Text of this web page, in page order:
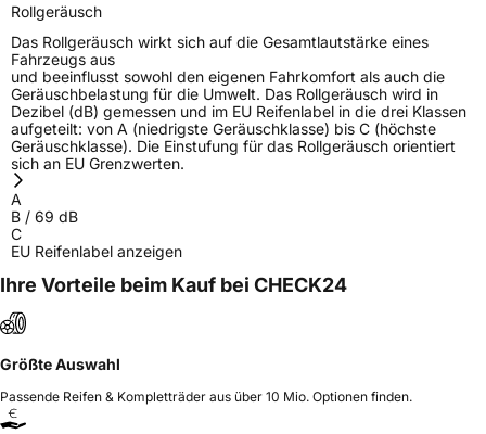
EPREL ID 561819
Allgemeine Produktsicherheit (GPSR)
HerstellerkontaktARIVO, Taishan Road Cao County Heze City
274400 Shandong Province China,
info@zodotire.cn
Rollgeräusch
Das Rollgeräusch wirkt sich auf die Gesamtlautstärke eines
Fahrzeugs aus
und beeinflusst sowohl den eigenen Fahrkomfort als auch die
Geräuschbelastung für die Umwelt. Das Rollgeräusch wird in
Dezibel (dB) gemessen und im EU Reifenlabel in die drei Klassen
aufgeteilt: von A (niedrigste Geräuschklasse) bis C (höchste
Geräuschklasse). Die Einstufung für das Rollgeräusch orientiert
sich an EU Grenzwerten.
A
B / 69 dB
C
EU Reifenlabel anzeigen
Ihre Vorteile beim Kauf bei CHECK24
Größte Auswahl
Passende Reifen & Kompletträder aus über 10 Mio. Optionen finden.